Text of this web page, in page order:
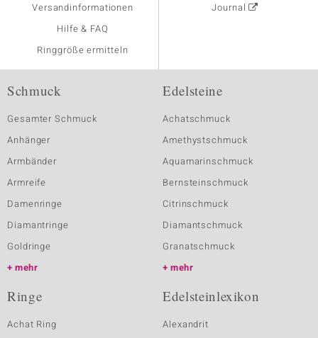
Versandinformationen
Hilfe & FAQ
Ringgröße ermitteln
Journal
Schmuck
Gesamter Schmuck
Anhänger
Armbänder
Armreife
Damenringe
Diamantringe
Goldringe
mehr
Edelsteine
Achatschmuck
Amethystschmuck
Aquamarinschmuck
Bernsteinschmuck
Citrinschmuck
Diamantschmuck
Granatschmuck
mehr
Ringe
Achat Ring
Edelsteinlexikon
Alexandrit